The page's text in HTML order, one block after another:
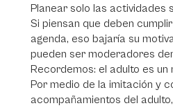
Planear solo las actividades
Si piensan que deben
agenda, eso bajaría su
pueden ser moderadores
Recordemos: el adulto es un
Por medio de la imitación y
acompañamientos del